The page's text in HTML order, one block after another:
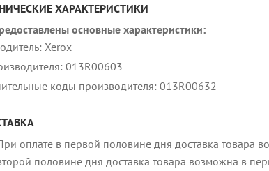
ХАРАКТЕРИСТИКИ
основные характеристики:
Xerox
013R00603
коды производителя: 013R00632
оплате в первой половине дня доставка товара
половине дня доставка товара возможна в